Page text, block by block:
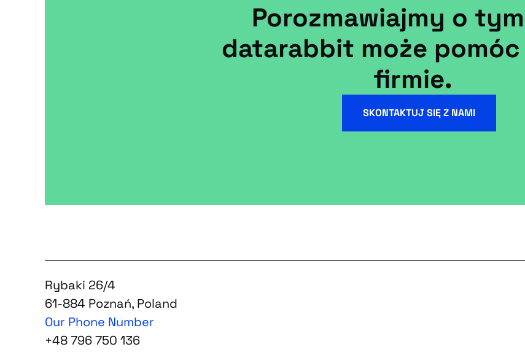
Porozmawiajmy o
datarabbit może pomóc
firmie.
SKONTAKTUJ SIĘ Z NAMI
Rybaki 26/4
61-884 Poznań, Poland
Our Phone Number
+48 796 750 136